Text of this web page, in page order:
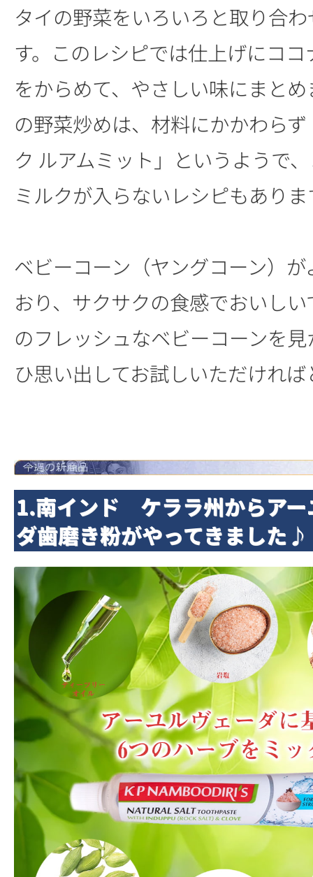
タイの野菜をいろいろと取り合
す。このレシピでは仕上げにコ
をからめて、やさしい味にまと
の野菜炒めは、材料にかかわら
ク ルアムミット」というようで
ミルクが入らないレシピもありま
ベビーコーン（ヤングコーン）
おり、サクサクの食感でおいし
のフレッシュなベビーコーンを
ひ思い出してお試しいただけれ
1.南インド ケララ州からアー
ダ歯磨き粉がやってきました♪